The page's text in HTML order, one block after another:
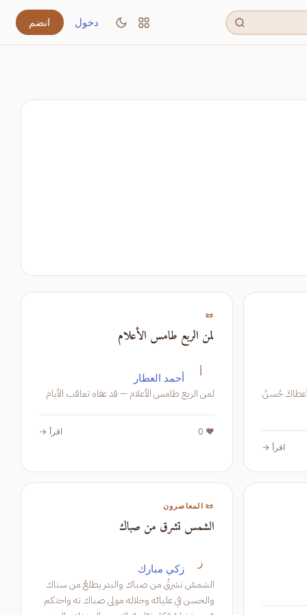
دخول انضم
حُسنُ
اقرأ →
📜
لمن الربع طامس الأعلام
أ أحمد العطار
لمن الربع طامس الأعلام — قد عفاه تعاقب الأيام
❤️ 0 اقرأ →
📜 المعاصرون
الشمس تشرق من صباك
ز زكي مبارك
الشمسُ تشرقُ من صباك والبدر يطلعُ من سناك
والحسن في عليائه وجلاله مولى صباك ته واحتكم